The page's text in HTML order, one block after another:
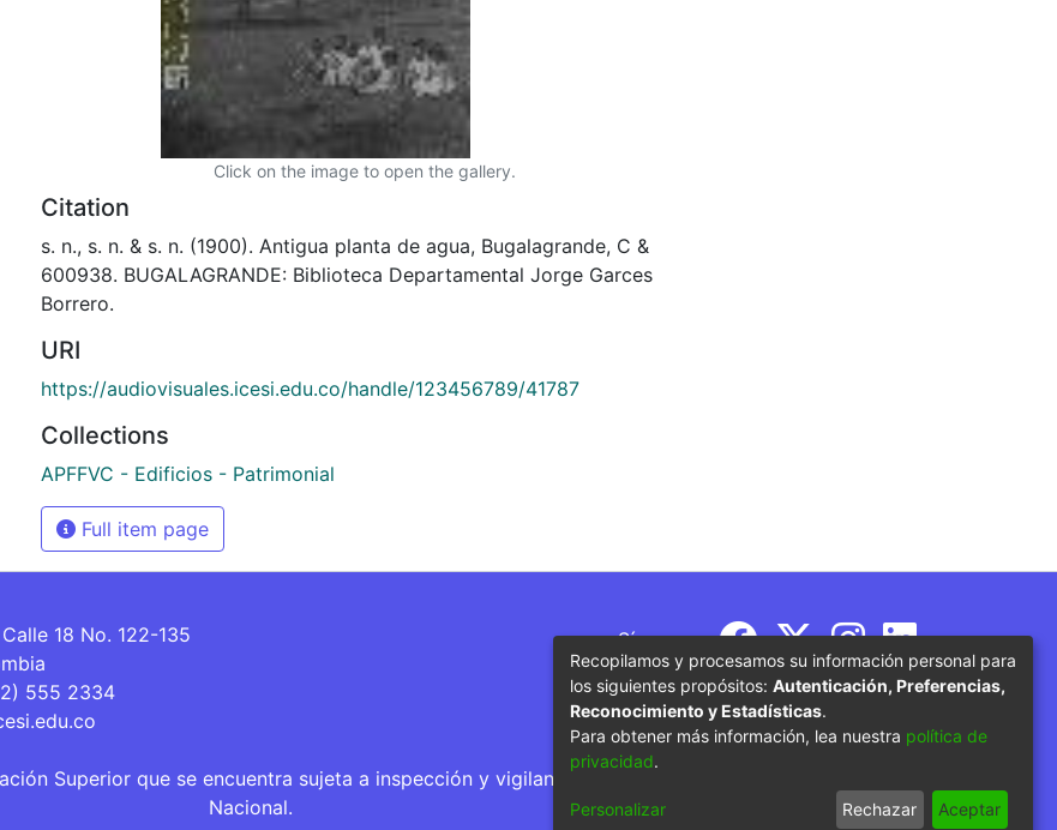
Click on the image to open the gallery.
Citation
s. n., s. n. & s. n. (1900). Antigua planta de agua, Bugalagrande, C &
600938. BUGALAGRANDE: Biblioteca Departamental Jorge Garces
Borrero.
URI
https://audiovisuales.icesi.edu.co/handle/123456789/41787
Collections
APFFVC - Edificios - Patrimonial
Full item page
18 No. 122-135
555 2334
Síguenos
Superior que se encuentra sujeta a inspección y vigilancia por parte del Ministerio de Educación
Nacional.
Recopilamos y procesamos su información personal para
los siguientes propósitos: Autenticación, Preferencias,
Reconocimiento y Estadísticas.
Para obtener más información, lea nuestra política de
privacidad.
Personalizar Rechazar Aceptar